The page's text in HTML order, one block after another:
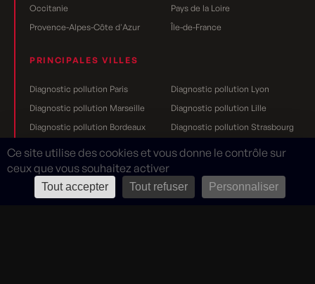
Occitanie
Pays de la Loire
Provence-Alpes-Côte d'Azur
Île-de-France
PRINCIPALES VILLES
Diagnostic pollution Paris
Diagnostic pollution Lyon
Diagnostic pollution Marseille
Diagnostic pollution Lille
Diagnostic pollution Bordeaux
Diagnostic pollution Strasbourg
Diagnostic pollution Nantes
Diagnostic pollution Toulouse
Diagnostic pollution Grenoble
Diagnostic pollution Dijon
Diagnostic pollution Reims
Ce site utilise des cookies et vous donne le contrôle sur
ceux que vous souhaitez activer
Tout accepter Tout refuser Personnaliser